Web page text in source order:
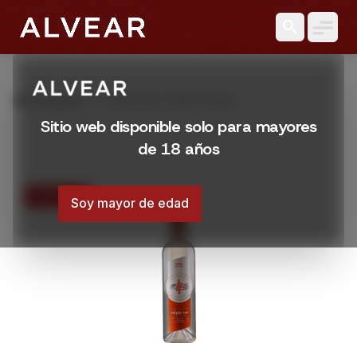
Sitio web disponible solo para mayores
de 18 años
Soy mayor de edad
Productos TRIPLE SEC DEEP 750 ML
15% OFF